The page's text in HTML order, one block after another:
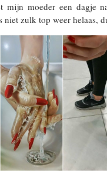
moeder een dagje
zulk top weer helaas,